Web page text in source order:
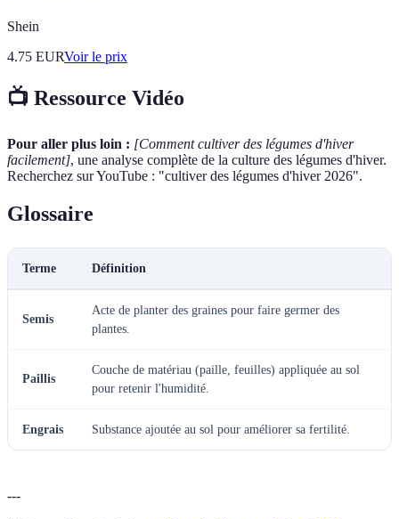
Shein
4.75 EURVoir le prix
📺 Ressource Vidéo
Pour aller plus loin : [Comment cultiver des légumes d'hiver
facilement], une analyse complète de la culture des légumes d'hiver.
Recherchez sur YouTube : "cultiver des légumes d'hiver 2026".
Glossaire
Terme Définition
Semis
Acte de planter des graines pour faire germer des
plantes.
Paillis
Couche de matériau (paille, feuilles) appliquée au sol
pour retenir l'humidité.
Engrais Substance ajoutée au sol pour améliorer sa fertilité.
---